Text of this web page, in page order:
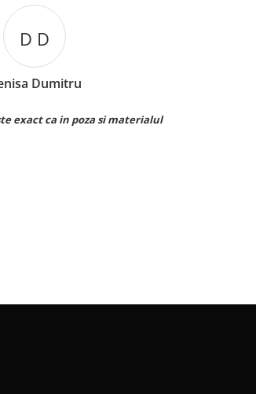
Bianca Burcuta
Sunt superbe! Le ador. ❤️